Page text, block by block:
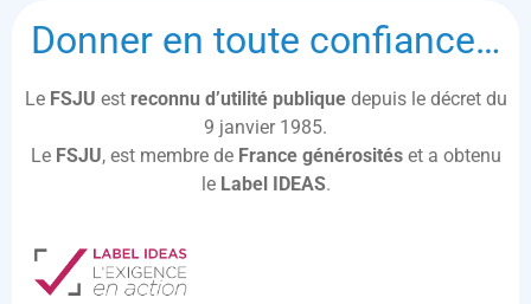
Donner en toute confiance…
Le FSJU est reconnu d’utilité publique depuis le décret du
9 janvier 1985.
Le FSJU, est membre de France générositéset a obtenu
le Label IDEAS.